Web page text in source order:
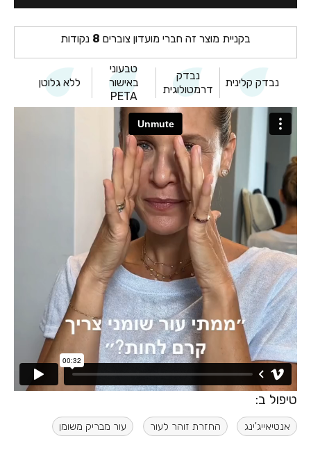
בקניית מוצר זה חברי מועדון צוברים 8 נקודות
נבדק קלינית
נבדק
דרמטולוגית
טבעוני
באישור
PETA
ללא גלוטן
טיפול ב:
אנטיאייג'ינג החזרת זוהר לעור עור מבריק משומן